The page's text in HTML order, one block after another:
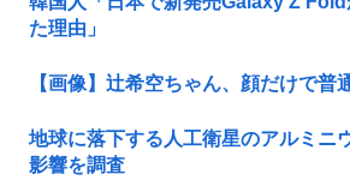
た理由」
【画像】辻希空ちゃん、顔だけで普
地球に落下する人工衛星のアルミニ
影響を調査